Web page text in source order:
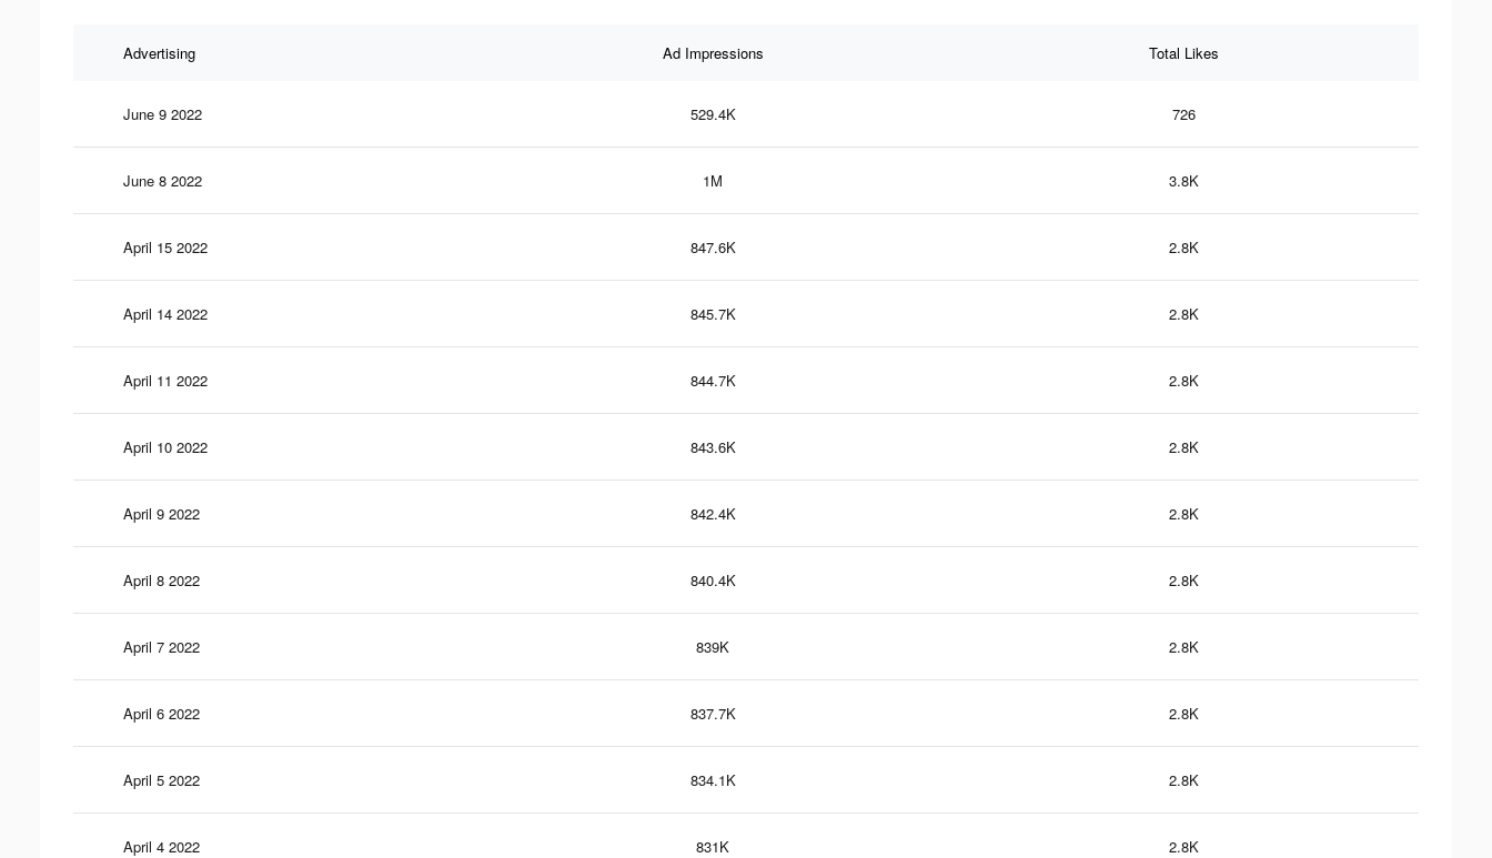
Advertising Ad Impressions Total Likes
June 9 2022 529.4K 726
June 8 2022 1M 3.8K
April 15 2022 847.6K 2.8K
April 14 2022 845.7K 2.8K
April 11 2022 844.7K 2.8K
April 10 2022 843.6K 2.8K
April 9 2022 842.4K 2.8K
April 8 2022 840.4K 2.8K
April 7 2022 839K 2.8K
April 6 2022 837.7K 2.8K
April 5 2022 834.1K 2.8K
April 4 2022 831K 2.8K